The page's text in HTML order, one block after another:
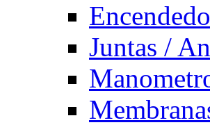
Juntas /